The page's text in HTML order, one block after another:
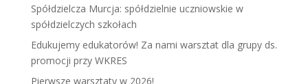
Spółdzielcza Murcja: spółdzielnie uczniowskie w
spółdzielczych szkołach
Edukujemy edukatorów! Za nami warsztat dla grupy ds.
promocji przy WKRES
Pierwsze warsztaty w 2026!